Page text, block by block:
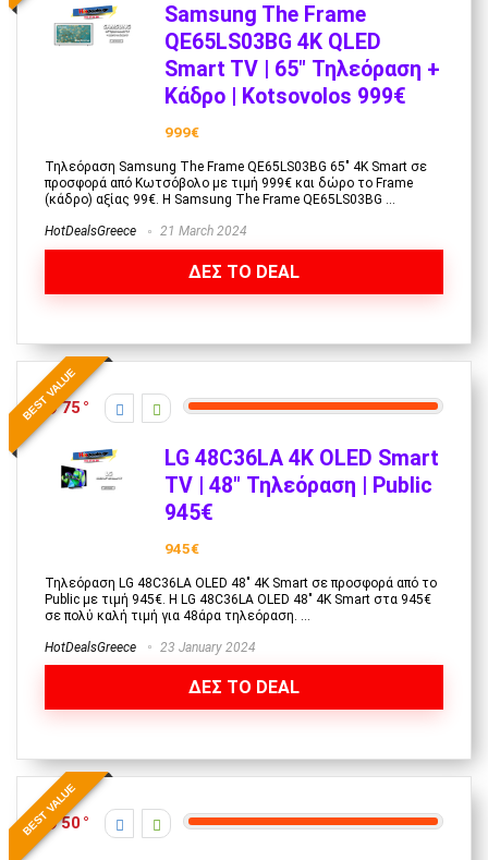
Samsung The Frame
QE65LS03BG 4K QLED
Smart TV | 65″ Τηλεόραση +
Κάδρο | Kotsovolos 999€
999€
Τηλεόραση Samsung The Frame QE65LS03BG 65" 4K Smart σε
προσφορά από Κωτσόβολο με τιμή 999€ και δώρο το Frame
(κάδρο) αξίας 99€. Η Samsung The Frame QE65LS03BG ...
HotDealsGreece 21 March 2024
ΔΕΣ ΤΟ DEAL
BEST VALUE
75
LG 48C36LA 4K OLED Smart
TV | 48″ Τηλεόραση | Public
945€
945€
Τηλεόραση LG 48C36LA OLED 48" 4K Smart σε προσφορά από το
Public με τιμή 945€. Η LG 48C36LA OLED 48" 4K Smart στα 945€
σε πολύ καλή τιμή για 48άρα τηλεόραση. ...
HotDealsGreece 23 January 2024
ΔΕΣ ΤΟ DEAL
BEST VALUE
50